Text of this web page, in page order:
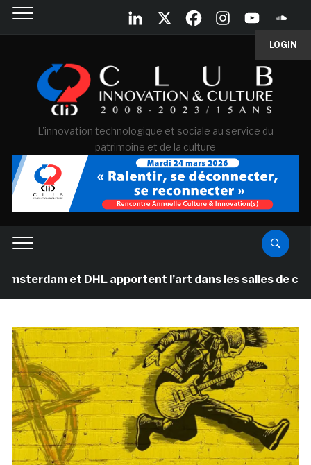
LOGIN
L'innovation technologique et sociale au service du
patrimoine et de la culture
et DHL apportent l’art dans les salles de classe des